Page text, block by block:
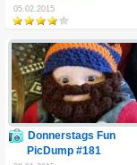
05.02.2015
Donnerstags Fun
PicDump #181